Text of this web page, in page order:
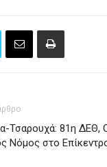
Τσαρουχά: 81η ΔΕΘ,
Νόμος στο